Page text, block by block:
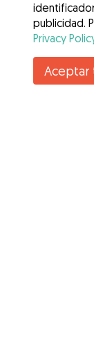
publicidad.
Privacy
Aceptar